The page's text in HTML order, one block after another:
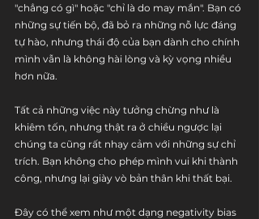
"chẳng có gì" hoặc "chỉ là do may mắn". Bạn có
những sự tiến bộ, đã bỏ ra những nỗ lực đáng
tự hào, nhưng thái độ của bạn dành cho chính
mình vẫn là không hài lòng và kỳ vọng nhiều
hơn nữa.
Tất cả những việc này tưởng chừng như là
khiêm tốn, nhưng thật ra ở chiều ngược lại
chúng ta cũng rất nhạy cảm với những sự chỉ
trích. Bạn không cho phép mình vui khi thành
công, nhưng lại giày vò bản thân khi thất bại.
Đây có thể xem như một dạng negativity bias